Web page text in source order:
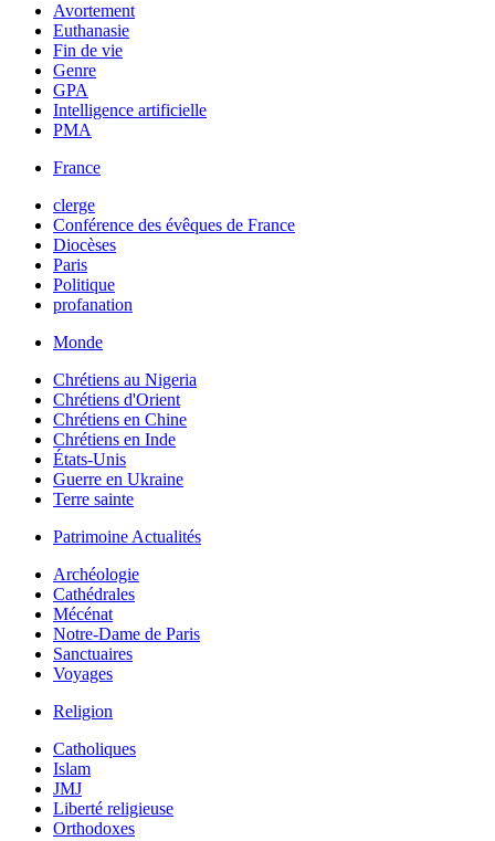
Avortement
Euthanasie
Fin de vie
Genre
GPA
Intelligence artificielle
PMA
France
clerge
Conférence des évêques de France
Diocèses
Paris
Politique
profanation
Monde
Chrétiens au Nigeria
Chrétiens d'Orient
Chrétiens en Chine
Chrétiens en Inde
États-Unis
Guerre en Ukraine
Terre sainte
Patrimoine Actualités
Archéologie
Cathédrales
Mécénat
Notre-Dame de Paris
Sanctuaires
Voyages
Religion
Catholiques
Islam
JMJ
Liberté religieuse
Orthodoxes